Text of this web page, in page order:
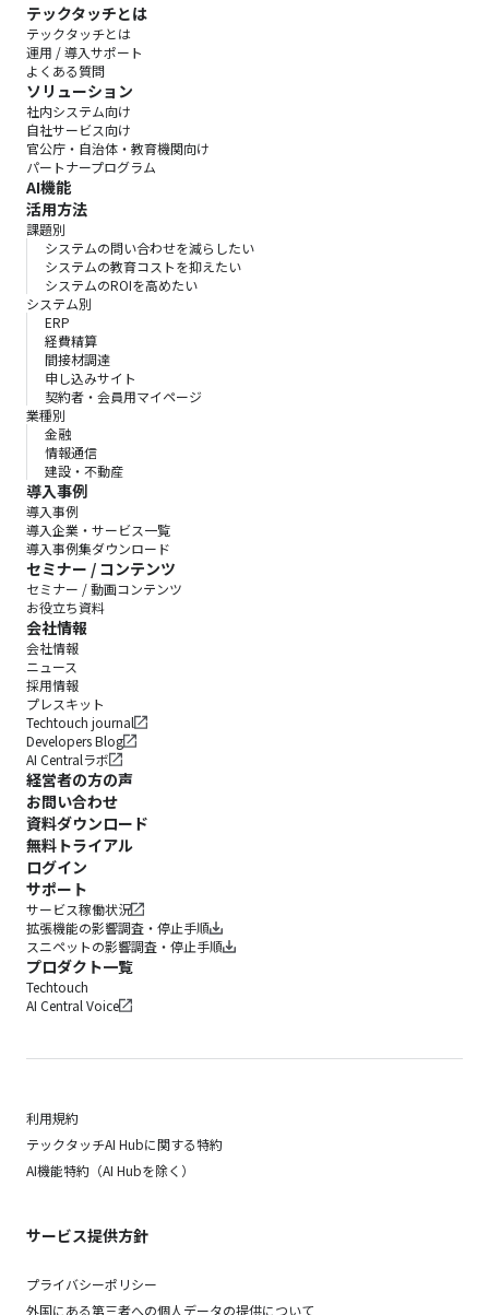
テックタッチとは
テックタッチとは
運用 / 導入サポート
よくある質問
ソリューション
社内システム向け
自社サービス向け
官公庁・自治体・教育機関向け
パートナープログラム
AI機能
活用方法
課題別
システムの問い合わせを減らしたい
システムの教育コストを抑えたい
システムのROIを高めたい
システム別
ERP
経費精算
間接材調達
申し込みサイト
契約者・会員用マイページ
業種別
金融
情報通信
建設・不動産
導入事例
導入事例
導入企業・サービス一覧
導入事例集ダウンロード
セミナー / コンテンツ
セミナー / 動画コンテンツ
お役立ち資料
会社情報
会社情報
ニュース
採用情報
プレスキット
Techtouch journal
Developers Blog
AI Centralラボ
経営者の方の声
お問い合わせ
資料ダウンロード
無料トライアル
ログイン
サポート
サービス稼働状況
拡張機能の影響調査・停止手順
スニペットの影響調査・停止手順
プロダクト一覧
Techtouch
AI Central Voice
利用規約
テックタッチAI Hubに関する特約
AI機能特約（AI Hubを除く）
サービス提供方針
プライバシーポリシー
外国にある第三者への個人データの提供について